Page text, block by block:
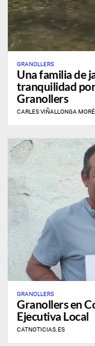
GRANOLLERS
Una familia de
tranquilidad
Granollers
CARLES VIÑALLONGA MORÉ
GRANOLLERS
Granollers en
Ejecutiva Local
CATNOTICIAS.ES